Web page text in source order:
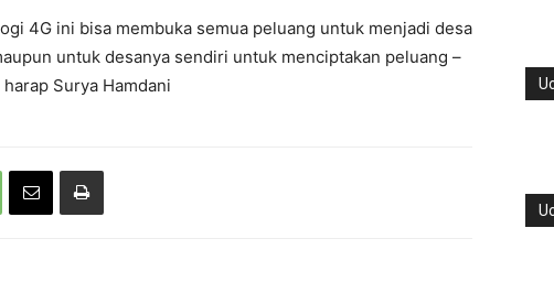
4G ini bisa membuka semua peluang untuk menjadi desa
untuk desanya sendiri untuk menciptakan peluang –
Surya Hamdani